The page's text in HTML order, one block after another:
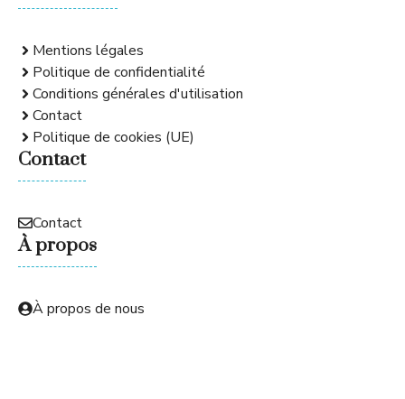
Mentions légales
Politique de confidentialité
Conditions générales d'utilisation
Contact
Politique de cookies (UE)
Contact
Contact
À propos
À propos de nous